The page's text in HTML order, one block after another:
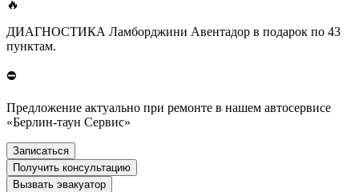
🔥
ДИАГНОСТИКА Ламборджини Авентадор в подарок по 43
пунктам.
⛔
Предложение актуально при ремонте в нашем автосервисе
«Берлин-таун Сервис»
Записаться
Получить консультацию
Вызвать эвакуатор